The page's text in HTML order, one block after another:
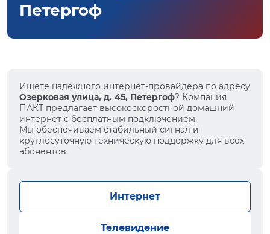
Петергоф
Ищете надежного интернет-провайдера по адресу
Озерковая улица, д. 45, Петергоф? Компания
ПАКТ предлагает высокоскоростной домашний
интернет с бесплатным подключением.
Мы обеспечиваем стабильный сигнал и
круглосуточную техническую поддержку для всех
абонентов.
Интернет
Телевидение